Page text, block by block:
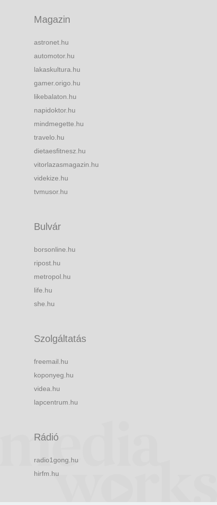
Magazin
astronet.hu
automotor.hu
lakaskultura.hu
gamer.origo.hu
likebalaton.hu
napidoktor.hu
mindmegette.hu
travelo.hu
dietaesfitnesz.hu
vitorlazasmagazin.hu
videkize.hu
tvmusor.hu
Bulvár
borsonline.hu
ripost.hu
metropol.hu
life.hu
she.hu
Szolgáltatás
freemail.hu
koponyeg.hu
videa.hu
lapcentrum.hu
Rádió
radio1gong.hu
hirfm.hu